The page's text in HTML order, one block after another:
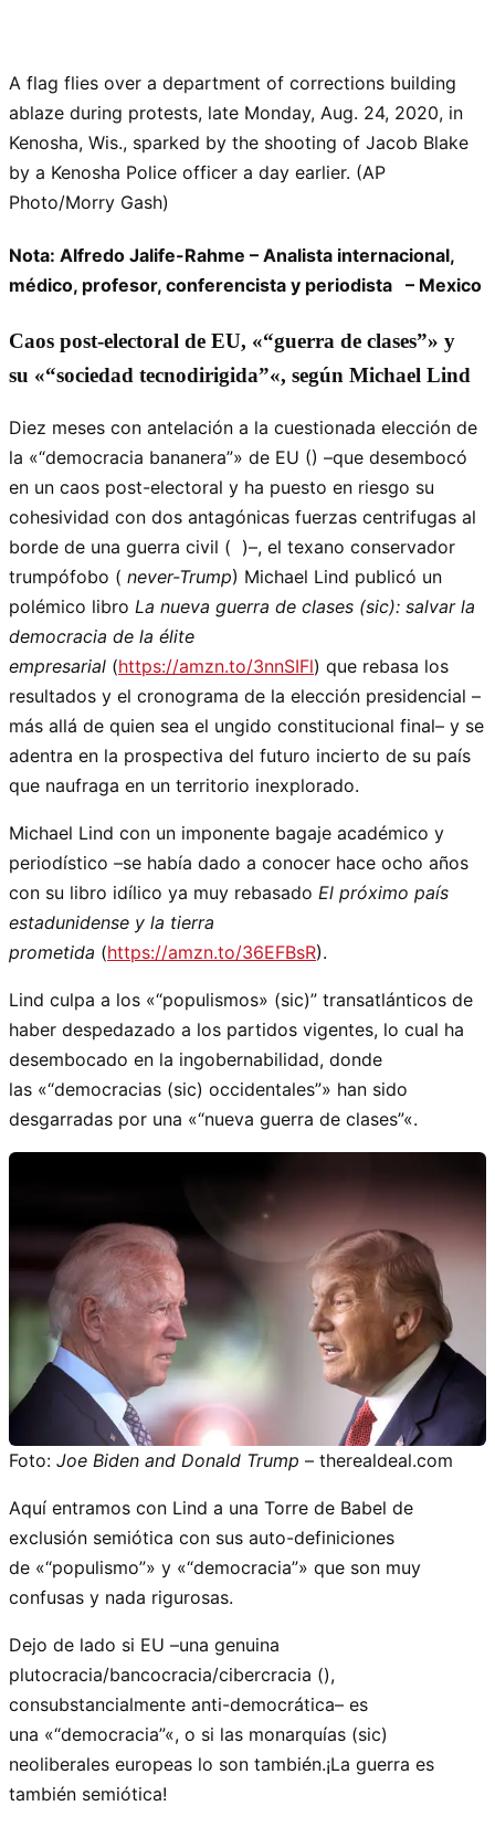
A flag flies over a department of corrections building
ablaze during protests, late Monday, Aug. 24, 2020, in
Kenosha, Wis., sparked by the shooting of Jacob Blake
by a Kenosha Police officer a day earlier. (AP
Photo/Morry Gash)
Nota: Alfredo Jalife-Rahme – Analista internacional,
médico, profesor, conferencista y periodista – Mexico
Caos post-electoral de EU, « guerra de clases » y
su « sociedad tecnodirigida «, según Michael Lind
Diez meses con antelación a la cuestionada elección de
la « democracia bananera » de EU () –que desembocó
en un caos post-electoral y ha puesto en riesgo su
cohesividad con dos antagónicas fuerzas centrifugas al
borde de una guerra civil ( )–, el texano conservador
trumpófobo ( never-Trump) Michael Lind publicó un
polémico libro La nueva guerra de clases (sic): salvar la
democracia de la élite
empresarial (https://amzn.to/3nnSIFl) que rebasa los
resultados y el cronograma de la elección presidencial –
más allá de quien sea el ungido constitucional final– y se
adentra en la prospectiva del futuro incierto de su país
que naufraga en un territorio inexplorado.
Michael Lind con un imponente bagaje académico y
periodístico –se había dado a conocer hace ocho años
con su libro idílico ya muy rebasado El próximo país
estadunidense y la tierra
prometida (https://amzn.to/36EFBsR).
Lind culpa a los « populismos» (sic)
transatlánticos de
haber despedazado a los partidos vigentes, lo cual ha
desembocado en la ingobernabilidad, donde
las « democracias (sic) occidentales » han sido
desgarradas por una « nueva guerra de clases «.
Foto: Joe Biden and Donald Trump – therealdeal.com
Aquí entramos con Lind a una Torre de Babel de
exclusión semiótica con sus auto-definiciones
de « populismo » y « democracia » que son muy
confusas y nada rigurosas.
Dejo de lado si EU –una genuina
plutocracia/bancocracia/cibercracia (),
consubstancialmente anti-democrática– es
una « democracia «, o si las monarquías (sic)
neoliberales europeas lo son también.¡La guerra es
también semiótica!